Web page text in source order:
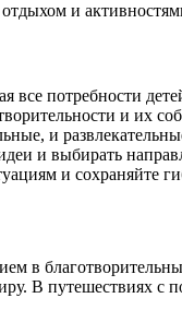
и
все потребности
и их
и
и выбирать
и сохраняйте
в
В путешествиях